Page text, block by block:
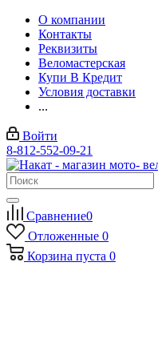
О компании
Контакты
Реквизиты
Веломастерская
Купи В Кредит
Условия доставки
...
Войти
8-812-552-09-21
Сравнение0
Отложенные 0
Корзина пуста 0